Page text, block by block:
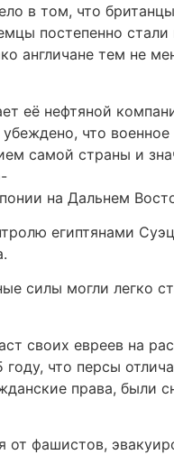
в том, что
постепенно стали
англичане тем не
её нефтяной
что военное
самой страны и
на Дальнем
египтянами
силы могли легко
своих евреев на
что персы
права, были
от фашистов,